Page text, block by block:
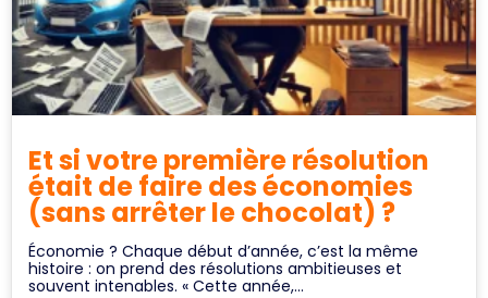
Et si votre première résolution
était de faire des économies
(sans arrêter le chocolat) ?
Économie ? Chaque début d’année, c’est la même
histoire : on prend des résolutions ambitieuses et
souvent intenables. « Cette année,...